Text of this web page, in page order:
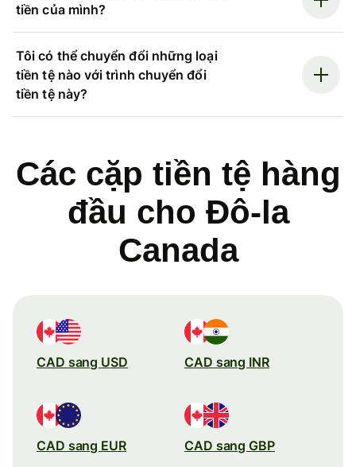
tiền của mình?
Tôi có thể chuyển đổi những loại
tiền tệ nào với trình chuyển đổi
tiền tệ này?
Các cặp tiền tệ hàng
đầu cho Đô-la
Canada
CAD sang USD CAD sang INR
CAD sang EUR CAD sang GBP